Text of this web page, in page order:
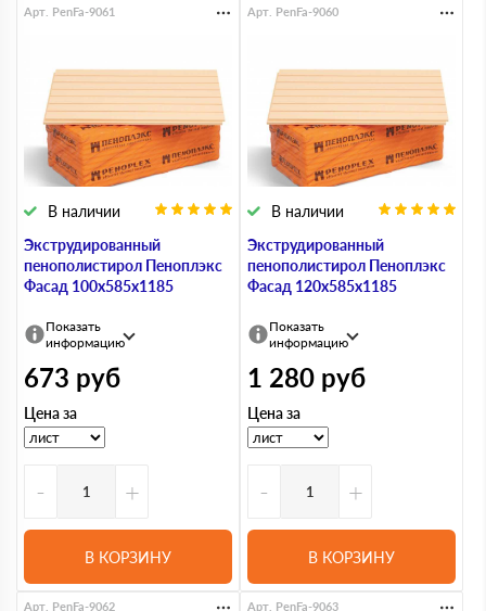
Экструдированный
пенополистирол Пеноплэкс
Фасад 100х585х1185
В наличии
Арт. PenFa-9061
Показать
информацию
673 руб
Цена за
- +
В КОРЗИНУ
Экструдированный
пенополистирол Пеноплэкс
Фасад 120х585х1185
В наличии
Арт. PenFa-9060
Показать
информацию
1 280 руб
Цена за
- +
В КОРЗИНУ
Арт. PenFa-9062 Арт. PenFa-9063